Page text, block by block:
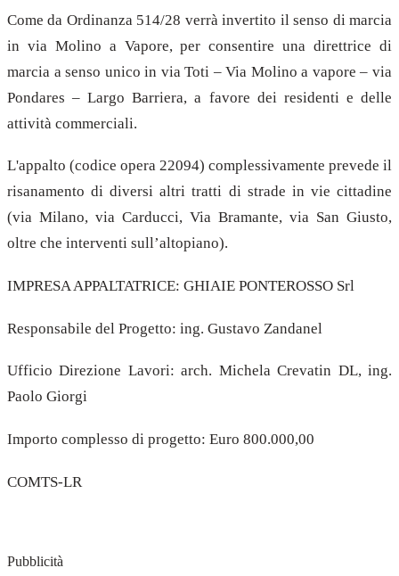
Come da Ordinanza 514/28 verrà invertito il senso di marcia
in via Molino a Vapore, per consentire una direttrice di
marcia a senso unico in via Toti – Via Molino a vapore – via
Pondares – Largo Barriera, a favore dei residenti e delle
attività commerciali.
L'appalto (codice opera 22094) complessivamente prevede il
risanamento di diversi altri tratti di strade in vie cittadine
(via Milano, via Carducci, Via Bramante, via San Giusto,
oltre che interventi sull’altopiano).
IMPRESA APPALTATRICE: GHIAIE PONTEROSSO Srl
Responsabile del Progetto: ing. Gustavo Zandanel
Ufficio Direzione Lavori: arch. Michela Crevatin DL, ing.
Paolo Giorgi
Importo complesso di progetto: Euro 800.000,00
COMTS-LR
Pubblicità